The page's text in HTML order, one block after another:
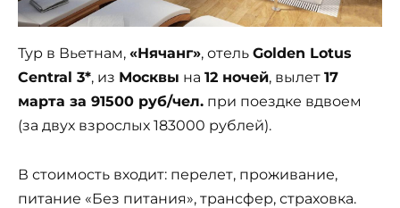
Тур в Вьетнам, «Нячанг», отель Golden Lotus
Central 3*, из Москвы на 12 ночей, вылет 17
марта за 91500 руб/чел. при поездке вдвоем
(за двух взрослых 183000 рублей).
В стоимость входит: перелет, проживание,
питание «Без питания», трансфер, страховка.